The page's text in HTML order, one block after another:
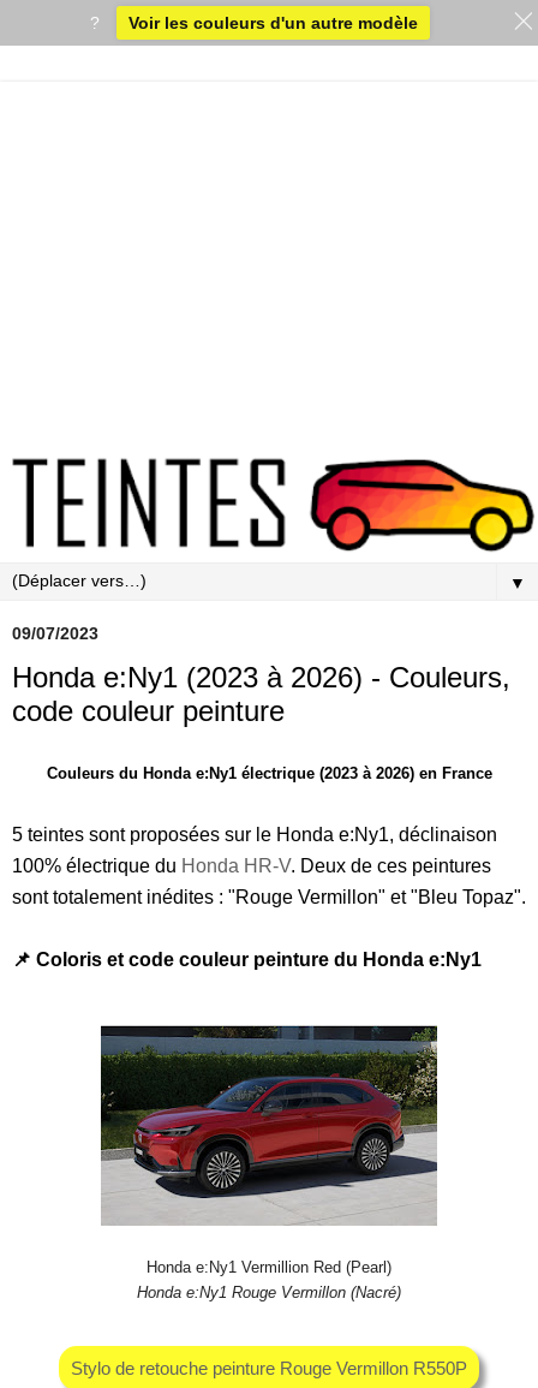
▼
09/07/2023
Honda e:Ny1 (2023 à 2026) - Couleurs,
code couleur peinture
Couleurs du Honda e:Ny1 électrique (2023 à 2026) en France
5 teintes sont proposées sur le Honda e:Ny1, déclinaison
100% électrique du Honda HR-V. Deux de ces peintures
sont totalement inédites : "Rouge Vermillon" et "Bleu Topaz".
📌 Coloris et code couleur peinture du Honda e:Ny1
Honda e:Ny1 Vermillion Red (Pearl)
Honda e:Ny1 Rouge Vermillon (Nacré)
Stylo de retouche peinture Rouge Vermillon R550P
? Voir les couleurs d'un autre modèle